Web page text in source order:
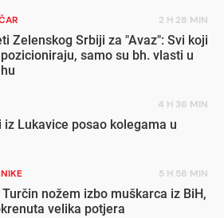
2 H 28 MIN
Zelenskog Srbiji za "Avaz": Svi koji
samo su bh. vlasti u
4 H 36 MIN
Lukavice posao kolegama u
5 H 58 MIN
nožem izbo muškarca iz BiH,
velika potjera